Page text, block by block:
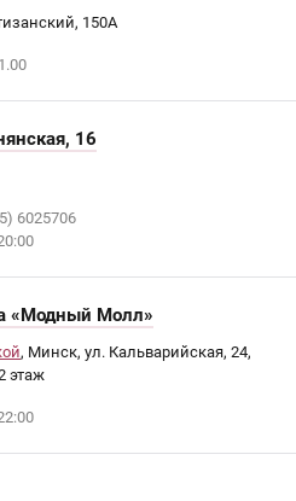
150А
16
6025706
«Модный Молл»
, Минск, ул. Кальварийская, 24,
этаж